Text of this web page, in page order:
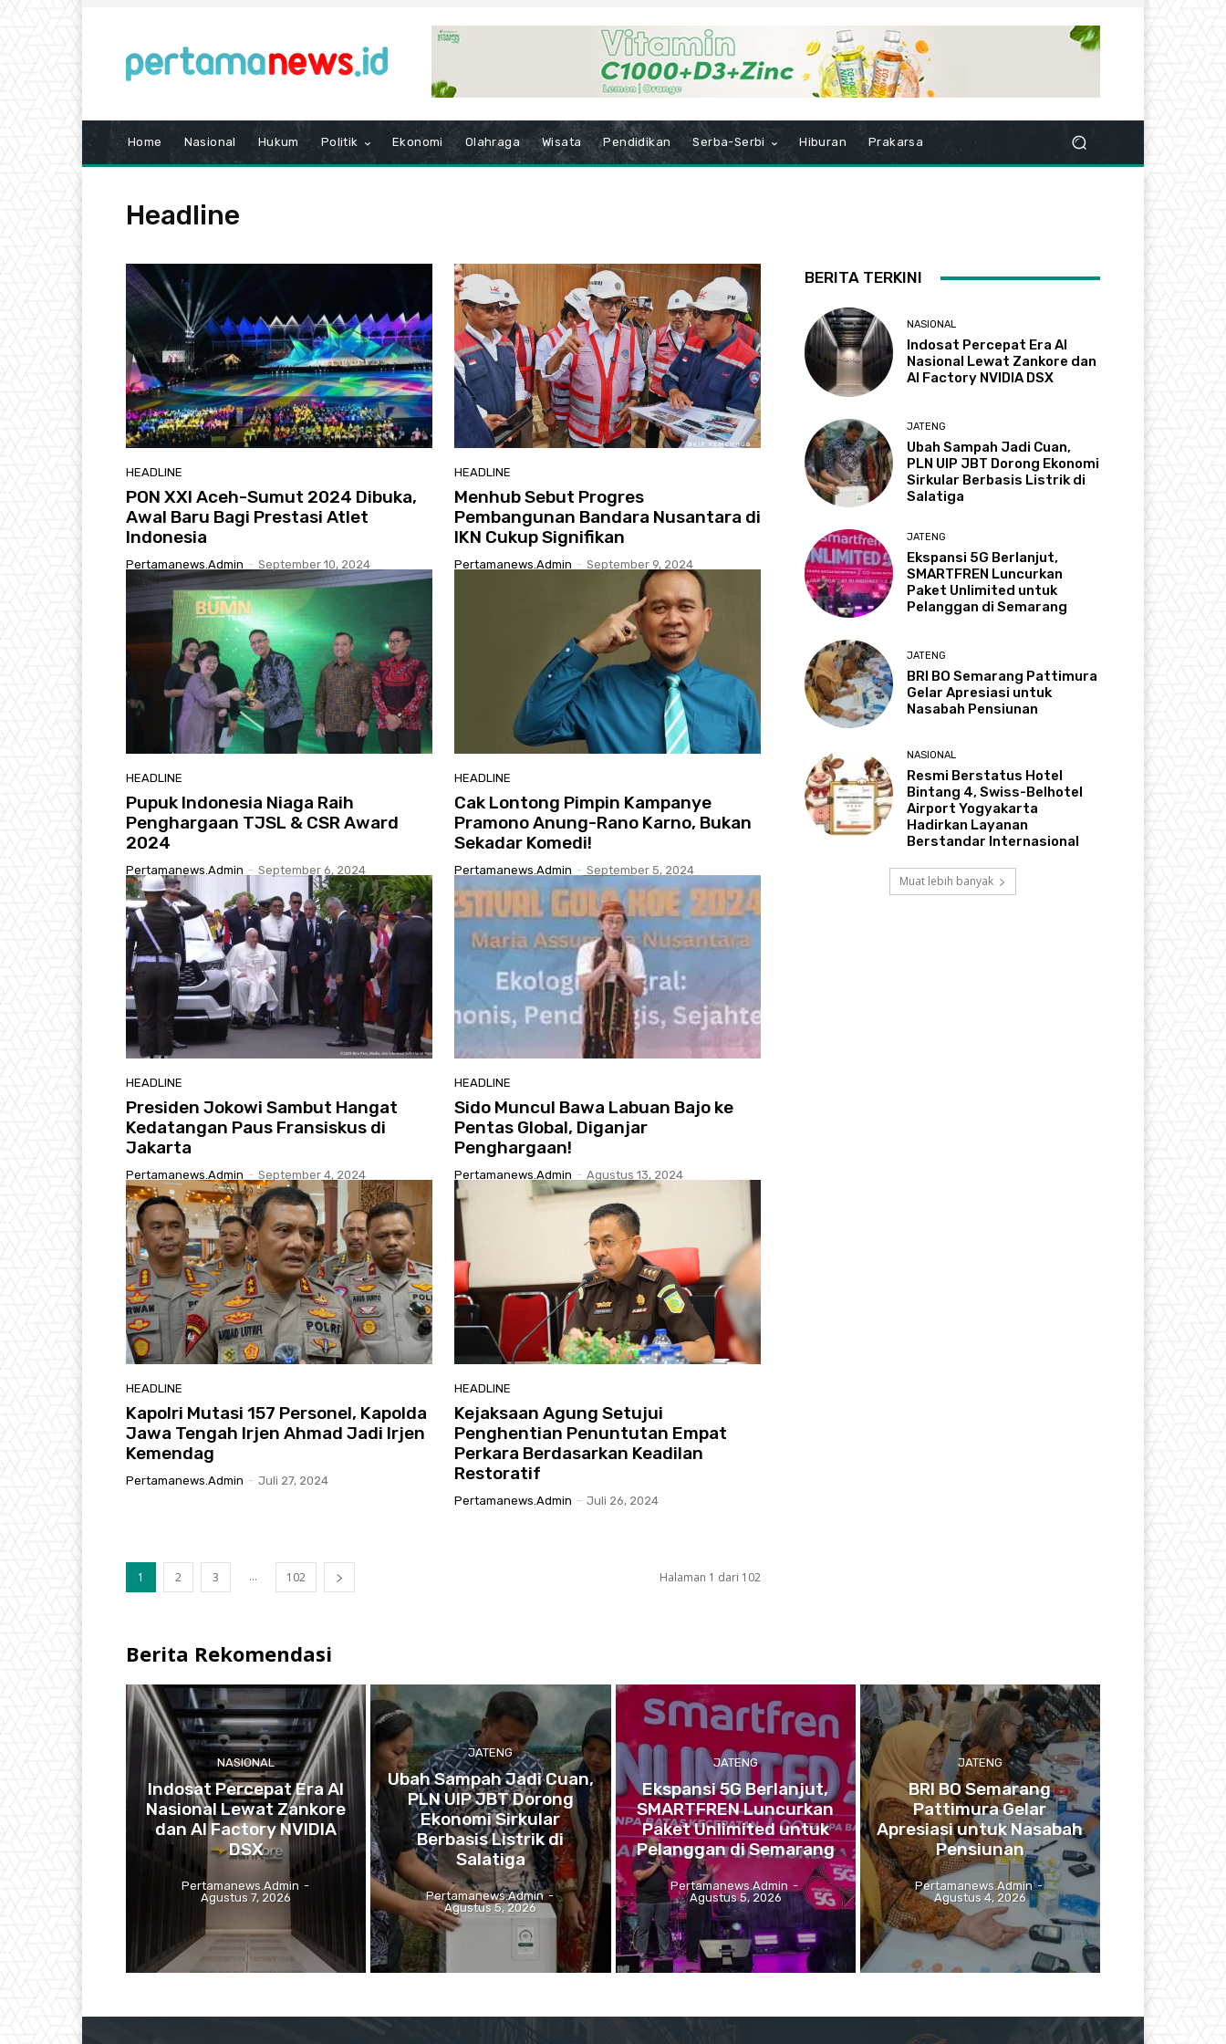
Home Nasional Hukum Politik Ekonomi Olahraga Wisata Pendidikan Serba-Serbi Hiburan Prakarsa
Headline
HEADLINE
PON XXI Aceh-Sumut 2024 Dibuka,
Awal Baru Bagi Prestasi Atlet
Indonesia
Pertamanews.admin - September 10, 2024
HEADLINE
Menhub Sebut Progres
Pembangunan Bandara Nusantara di
IKN Cukup Signifikan
Pertamanews.admin - September 9, 2024
HEADLINE
Pupuk Indonesia Niaga Raih
Penghargaan TJSL & CSR Award
2024
Pertamanews.admin - September 6, 2024
HEADLINE
Cak Lontong Pimpin Kampanye
Pramono Anung-Rano Karno, Bukan
Sekadar Komedi!
Pertamanews.admin - September 5, 2024
HEADLINE
Presiden Jokowi Sambut Hangat
Kedatangan Paus Fransiskus di
Jakarta
Pertamanews.admin - September 4, 2024
HEADLINE
Sido Muncul Bawa Labuan Bajo ke
Pentas Global, Diganjar
Penghargaan!
Pertamanews.admin - Agustus 13, 2024
HEADLINE
Kapolri Mutasi 157 Personel, Kapolda
Jawa Tengah Irjen Ahmad Jadi Irjen
Kemendag
Pertamanews.admin - Juli 27, 2024
HEADLINE
Kejaksaan Agung Setujui
Penghentian Penuntutan Empat
Perkara Berdasarkan Keadilan
Restoratif
Pertamanews.admin - Juli 26, 2024
1 2 3 ... 102 Halaman 1 dari 102
BERITA TERKINI
NASIONAL
Indosat Percepat Era AI
Nasional Lewat Zankore dan
AI Factory NVIDIA DSX
JATENG
Ubah Sampah Jadi Cuan,
PLN UIP JBT Dorong Ekonomi
Sirkular Berbasis Listrik di
Salatiga
JATENG
Ekspansi 5G Berlanjut,
SMARTFREN Luncurkan
Paket Unlimited untuk
Pelanggan di Semarang
JATENG
BRI BO Semarang Pattimura
Gelar Apresiasi untuk
Nasabah Pensiunan
NASIONAL
Resmi Berstatus Hotel
Bintang 4, Swiss-Belhotel
Airport Yogyakarta
Hadirkan Layanan
Berstandar Internasional
Muat lebih banyak
Berita Rekomendasi
NASIONAL
Indosat Percepat Era AI
Nasional Lewat Zankore
dan AI Factory NVIDIA
DSX
Pertamanews.admin -
Agustus 7, 2026
JATENG
Ubah Sampah Jadi Cuan,
PLN UIP JBT Dorong
Ekonomi Sirkular
Berbasis Listrik di
Salatiga
Pertamanews.admin -
Agustus 5, 2026
JATENG
Ekspansi 5G Berlanjut,
SMARTFREN Luncurkan
Paket Unlimited untuk
Pelanggan di Semarang
Pertamanews.admin -
Agustus 5, 2026
JATENG
BRI BO Semarang
Pattimura Gelar
Apresiasi untuk Nasabah
Pensiunan
Pertamanews.admin -
Agustus 4, 2026